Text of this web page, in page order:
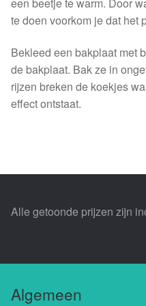
te doen voorkom je dat het
Bekleed een bakplaat met
de bakplaat. Bak ze in
rijzen breken de koekjes
effect ontstaat.
Alle getoonde prijzen zijn
Algemeen